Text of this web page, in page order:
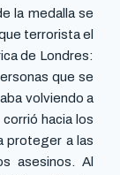
la medalla se
terrorista el
de Londres:
que se
volviendo a
hacia los
proteger a las
asesinos. Al